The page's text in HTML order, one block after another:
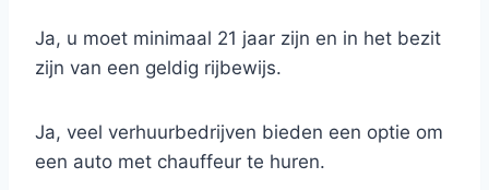
Ja, u moet minimaal 21 jaar zijn en in het bezit
zijn van een geldig rijbewijs.
Ja, veel verhuurbedrijven bieden een optie om
een auto met chauffeur te huren.